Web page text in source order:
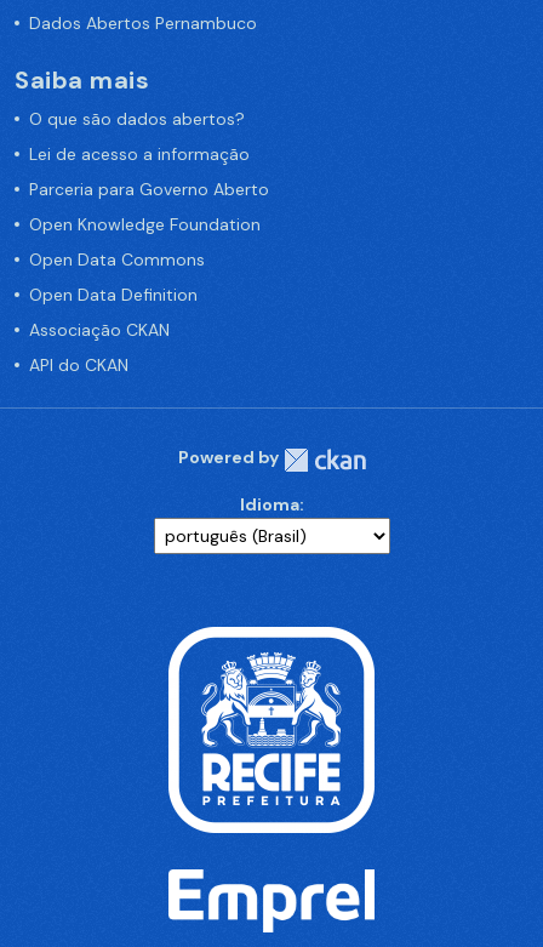
Dados Abertos Pernambuco
Saiba mais
O que são dados abertos?
Lei de acesso a informação
Parceria para Governo Aberto
Open Knowledge Foundation
Open Data Commons
Open Data Definition
Associação CKAN
API do CKAN
Powered by
Idioma